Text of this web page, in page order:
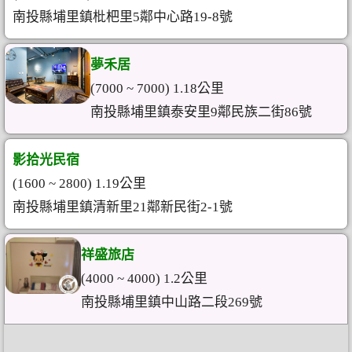
南投縣埔里鎮枇杷里5鄰中心路19-8號
夢禾居
(7000 ~ 7000) 1.18公里
南投縣埔里鎮泰安里9鄰民族二街86號
影拾光民宿
(1600 ~ 2800) 1.19公里
南投縣埔里鎮清新里21鄰新民街2-1號
祥盛旅店
(4000 ~ 4000) 1.2公里
南投縣埔里鎮中山路二段269號